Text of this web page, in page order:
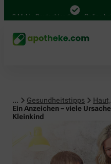
Mal in Deutschland Online bei
... Gesundheitstipps
Ein Anzeichen – viele
Kleinkind
Haut, Haare & Nägel